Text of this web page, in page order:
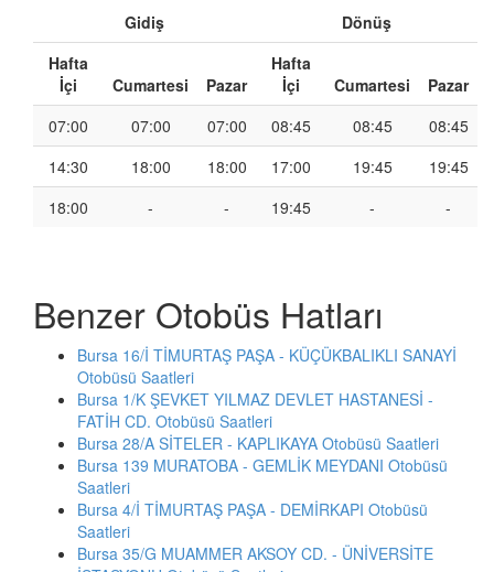
Gidiş
Dönüş
Hafta
İçi
Cumartesi Pazar
Hafta
İçi
Cumartesi
Pazar
07:00
07:00 07:00 08:45 08:45
08:45
14:30
18:00 18:00 17:00 19:45
19:45
18:00
- - 19:45 - -
Benzer Otobüs Hatları
Bursa 16/İ TİMURTAŞ PAŞA - KÜÇÜKBALIKLI SANAYİ
Otobüsü Saatleri
Bursa 1/K ŞEVKET YILMAZ DEVLET HASTANESİ -
FATİH CD. Otobüsü Saatleri
Bursa 28/A SİTELER - KAPLIKAYA Otobüsü Saatleri
Bursa 139 MURATOBA - GEMLİK MEYDANI Otobüsü
Saatleri
Bursa 4/İ TİMURTAŞ PAŞA - DEMİRKAPI Otobüsü
Saatleri
Bursa 35/G MUAMMER AKSOY CD. - ÜNİVERSİTE